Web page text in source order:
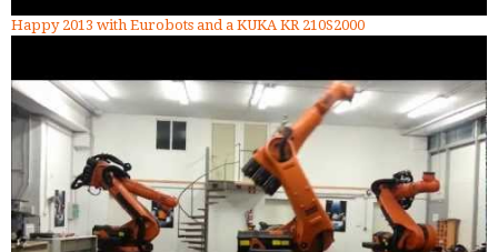
Happy 2013 with Eurobots and a KUKA KR 210S2000